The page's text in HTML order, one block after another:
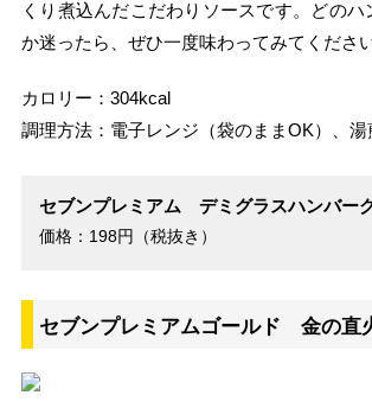
くり煮込んだこだわりソースです。どのハ
か迷ったら、ぜひ一度味わってみてください
カロリー：304kcal
調理方法：電子レンジ（袋のままOK）、湯
セブンプレミアム デミグラスハンバー
価格：198円（税抜き）
セブンプレミアムゴールド 金の直